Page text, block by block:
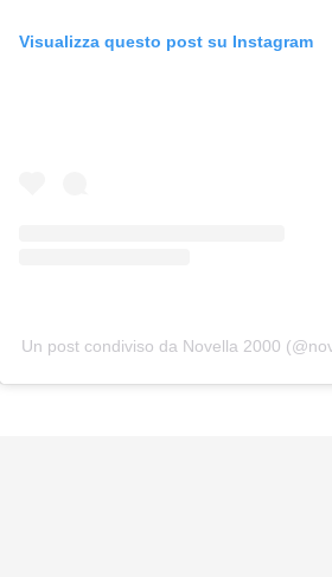
Visualizza questo post su Instagram
Un post condiviso da Novella 2000